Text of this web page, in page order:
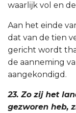
waarlijk vol en
Aan het einde
dat van de tien
gericht wordt
de aanneming
aangekondigd.
23. Zo zij het
gezworen heb,